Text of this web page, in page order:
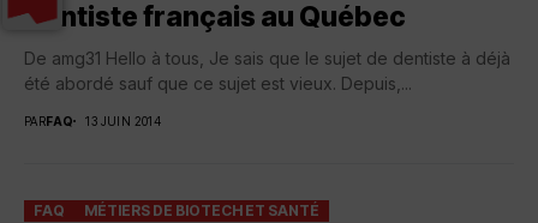
Dentiste français au Québec
De amg31 Hello à tous, Je sais que le sujet de dentiste à déjà
été abordé sauf que ce sujet est vieux. Depuis,...
PARFAQ 13 JUIN 2014
FAQ MÉTIERS DE BIOTECH ET SANTÉ